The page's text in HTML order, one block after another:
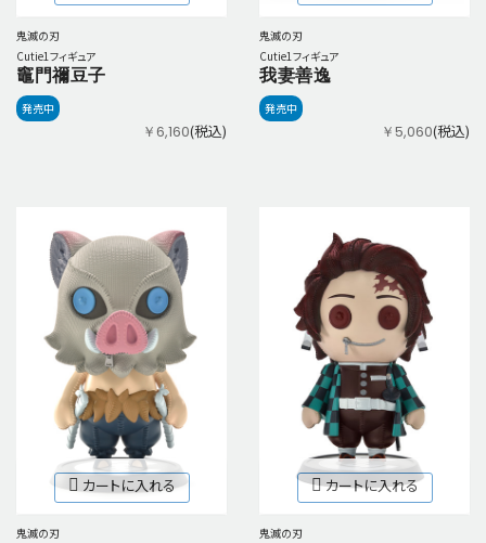
鬼滅の刃
Cutie1フィギュア
竈門禰豆子
発売中
￥6,160(税込)
鬼滅の刃
Cutie1フィギュア
我妻善逸
発売中
￥5,060(税込)
カートに入れる
鬼滅の刃
カートに入れる
鬼滅の刃